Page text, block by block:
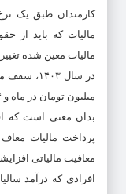
کارمندان طبق یک
مالیات که باید از
مالیات معین شده
بدان معنی است که
معافیت مالیاتی افزایشی به میزان ۲